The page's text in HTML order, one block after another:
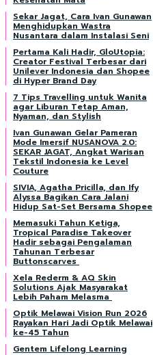
Sekar Jagat, Cara Ivan Gunawan
Menghidupkan Wastra
Nusantara dalam Instalasi Seni
Pertama Kali Hadir, GloUtopia:
Creator Festival Terbesar dari
Unilever Indonesia dan Shopee
di Hyper Brand Day
7 Tips Travelling untuk Wanita
agar Liburan Tetap Aman,
Nyaman, dan Stylish
Ivan Gunawan Gelar Pameran
Mode Imersif NUSANOVA 2.0:
SEKAR JAGAT, Angkat Warisan
Tekstil Indonesia ke Level
Couture
SIVIA, Agatha Pricilla, dan Ify
Alyssa Bagikan Cara Jalani
Hidup Sat-Set Bersama Shopee
Memasuki Tahun Ketiga,
Tropical Paradise Takeover
Hadir sebagai Pengalaman
Tahunan Terbesar
Buttonscarves
Xela Rederm & AQ Skin
Solutions Ajak Masyarakat
Lebih Paham Melasma
Optik Melawai Vision Run 2026
Rayakan Hari Jadi Optik Melawai
ke-45 Tahun
Gentem Lifelong Learning